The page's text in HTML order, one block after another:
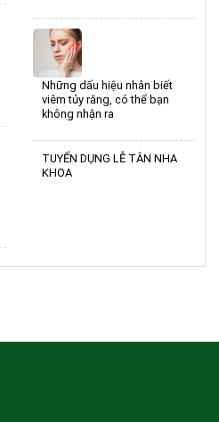
Những dấu hiệu nhân biết
viêm tủy răng, có thể bạn
không nhận ra
TUYỂN DỤNG LỄ TÂN NHA
KHOA